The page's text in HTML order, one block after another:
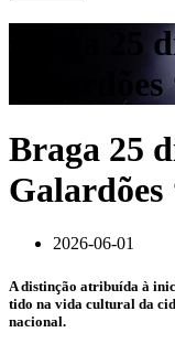
Braga 25
Braga 25
Galardões
2026-06-01
A distinção atribuída à
tido na vida cultural da
nacional.